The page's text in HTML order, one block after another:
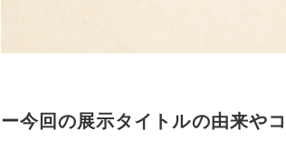
ー今回の展示タイトルの由来や